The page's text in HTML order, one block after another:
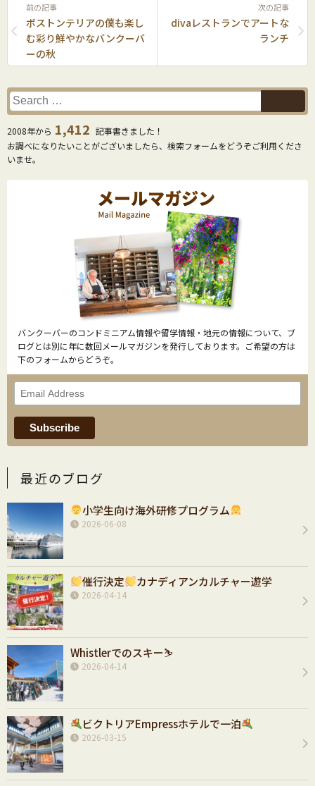
前の記事
ボストンテリアの僕も楽し
む彩り鮮やかなバンクーバ
ーの秋
次の記事
divaレストランでアートな
ランチ
2008年から 1,412 記事書きました！
お調べになりたいことがございましたら、検索フォームをどうぞご利用くださ
いませ。
バンクーバーのコンドミニアム情報や留学情報・地元の情報について、ブ
ログとは別に年に数回メールマガジンを発行しております。ご希望の方は
下のフォームからどうぞ。
最近のブログ
小学生向け海外研修プログラム
2026-06-08
催行決定 カナディアンカルチャー遊学
2026-04-14
Whistlerでのスキー⛷️
2026-04-14
ビクトリアEmpressホテルで一泊
2026-03-15